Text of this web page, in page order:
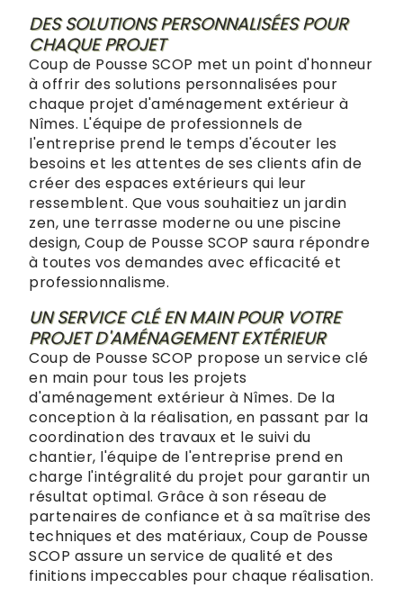
DES SOLUTIONS PERSONNALISÉES POUR
CHAQUE PROJET
Coup de Pousse SCOP met un point d'honneur
à offrir des solutions personnalisées pour
chaque projet d'aménagement extérieur à
Nîmes. L'équipe de professionnels de
l'entreprise prend le temps d'écouter les
besoins et les attentes de ses clients afin de
créer des espaces extérieurs qui leur
ressemblent. Que vous souhaitiez un jardin
zen, une terrasse moderne ou une piscine
design, Coup de Pousse SCOP saura répondre
à toutes vos demandes avec efficacité et
professionnalisme.
UN SERVICE CLÉ EN MAIN POUR VOTRE
PROJET D'AMÉNAGEMENT EXTÉRIEUR
Coup de Pousse SCOP propose un service clé
en main pour tous les projets
d'aménagement extérieur à Nîmes. De la
conception à la réalisation, en passant par la
coordination des travaux et le suivi du
chantier, l'équipe de l'entreprise prend en
charge l'intégralité du projet pour garantir un
résultat optimal. Grâce à son réseau de
partenaires de confiance et à sa maîtrise des
techniques et des matériaux, Coup de Pousse
SCOP assure un service de qualité et des
finitions impeccables pour chaque réalisation.